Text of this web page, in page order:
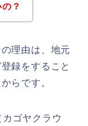
？
理由は、地元
録をすること
らです。
ゴヤクラウ